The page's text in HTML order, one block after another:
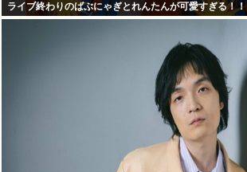
ライブ終わりのばぶにゃぎとれんたんが可愛すぎる！！